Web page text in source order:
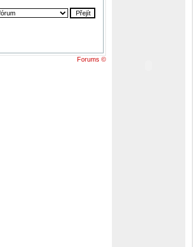
Forums ©